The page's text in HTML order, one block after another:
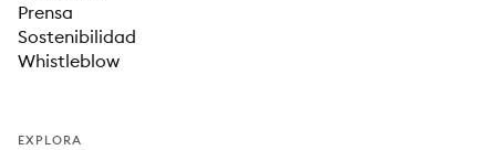
Prensa
Sostenibilidad
Whistleblow
EXPLORA